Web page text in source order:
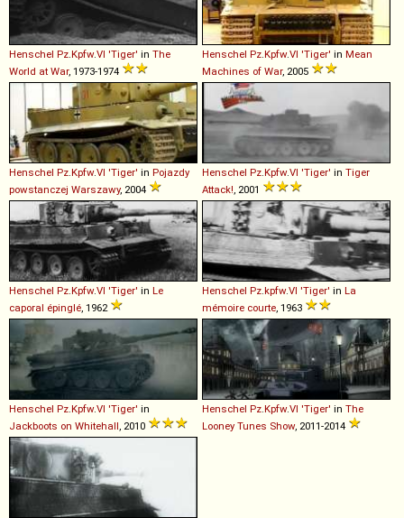
Henschel Pz.Kpfw.VI 'Tiger' in The
World at War, 1973-1974
Henschel Pz.Kpfw.VI 'Tiger' in Mean
Machines of War, 2005
Henschel Pz.Kpfw.VI 'Tiger' in Pojazdy
powstanczej Warszawy, 2004
Henschel Pz.Kpfw.VI 'Tiger' in Tiger
Attack!, 2001
Henschel Pz.Kpfw.VI 'Tiger' in Le
caporal épinglé, 1962
Henschel Pz.kpfw.VI 'Tiger' in La
mémoire courte, 1963
Henschel Pz.Kpfw.VI 'Tiger' in
Jackboots on Whitehall, 2010
Henschel Pz.Kpfw.VI 'Tiger' in The
Looney Tunes Show, 2011-2014